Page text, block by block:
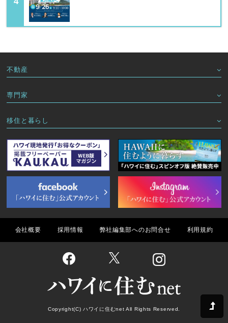
不動産
専門家
移住と暮らし
会社概要 採用情報 弊社編集部へのお問合せ 利用規約
Copyright(C) ハワイに住むnet All Rights Reserved.